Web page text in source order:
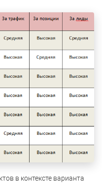
в контексте варианта